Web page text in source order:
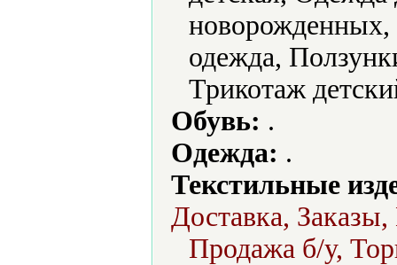
одежда,
Трикотаж
Обувь: .
Одежда: .
Текстильные
Доставка,
Продажа б/у,